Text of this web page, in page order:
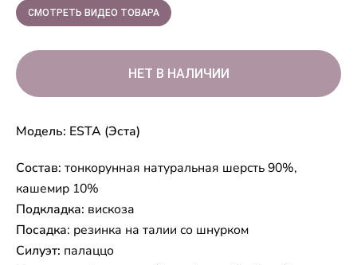
СМОТРЕТЬ ВИДЕО ТОВАРА
Модель: ESTA (Эста)
Состав: тонкорунная натуральная шерсть 90%,
кашемир 10%
Подкладка: вискоза
Посадка: резинка на талии со шнурком
Силуэт: палаццо